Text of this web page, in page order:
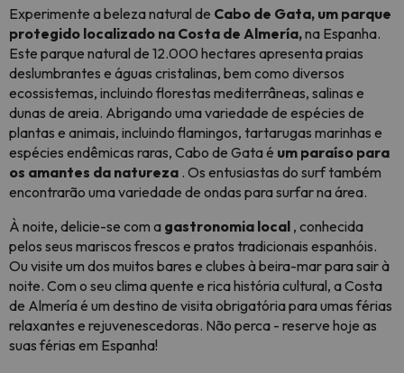
Experimente a beleza natural de Cabo de Gata, um parque
protegido localizado na Costa de Almería,na Espanha.
Este parque natural de 12.000 hectares apresenta praias
deslumbrantes e águas cristalinas, bem como diversos
ecossistemas, incluindo florestas mediterrâneas, salinas e
dunas de areia. Abrigando uma variedade de espécies de
plantas e animais, incluindo flamingos, tartarugas marinhas e
espécies endêmicas raras, Cabo de Gata é um paraíso para
os amantes da natureza . Os entusiastas do surf também
encontrarão uma variedade de ondas para surfar na área.
À noite, delicie-se com a gastronomia local , conhecida
pelos seus mariscos frescos e pratos tradicionais espanhóis.
Ou visite um dos muitos bares e clubes à beira-mar para sair à
noite. Com o seu clima quente e rica história cultural, a Costa
de Almería é um destino de visita obrigatória para umas férias
relaxantes e rejuvenescedoras. Não perca - reserve hoje as
suas férias em Espanha!